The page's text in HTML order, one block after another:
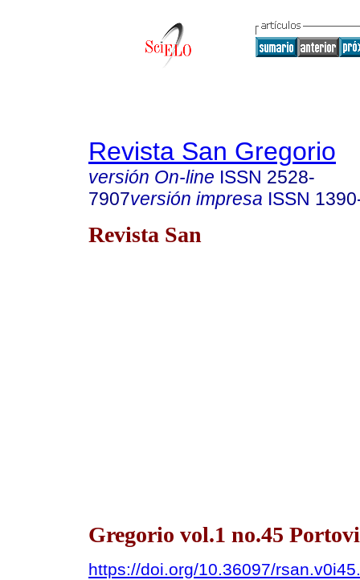
Revista San Gregorio
versión On-line ISSN 2528-
7907versión impresa ISSN
Revista San
Gregorio vol.1 no.45
https://doi.org/10.36097/